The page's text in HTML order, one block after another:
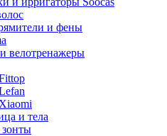
и фены
велотренажеры
и тела